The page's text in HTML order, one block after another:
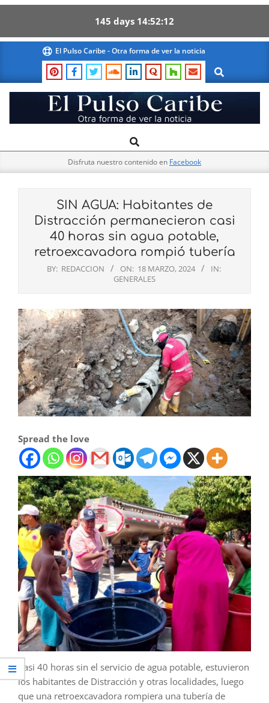
145 days 14 52 11
content
El Pulso Caribe - Otra forma de ver la noticia
Search
El
Pulso
Navigation
Search
Disfruta nuestro contenido en Facebook
SIN AGUA: Habitantes de
Distracción permanecieron casi
40 horas sin agua potable,
retroexcavadora rompió tubería
BY: REDACCION ON: 18 MARZO, 2024
IN:
GENERALES
Spread the love
Casi 40 horas sin el servicio de agua potable, estuvieron
los habitantes de Distracción y otras localidades, luego
que una retroexcavadora rompiera una tubería de